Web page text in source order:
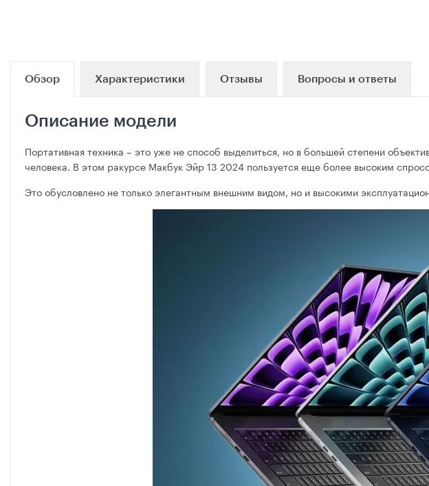
Обзор Характеристики Отзывы Вопросы и ответы
Описание модели
Портативная техника – это уже не способ выделиться, но в большей степени
человека. В этом ракурсе Макбук Эйр 13 2024 пользуется еще более высоким
Это обусловлено не только элегантным внешним видом, но и высокими